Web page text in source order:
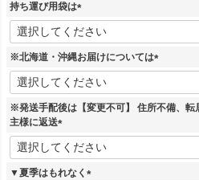
持ち運び用袋は
(
必
須
※北海道・沖縄お届けについては
(
須
※発送手配後は【変更不可】 住所不備、転
主様に返送
(
必
須
▼夏季はもれなく